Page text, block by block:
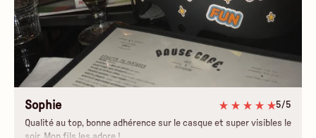
Sophie
5/5
Qualité au top, bonne adhérence sur le casque et super visibles le